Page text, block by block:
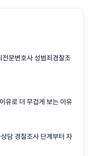
문변호사 성범죄경찰조
유로 더 무겁게 보는 이유
담 경찰조사 단계부터 자